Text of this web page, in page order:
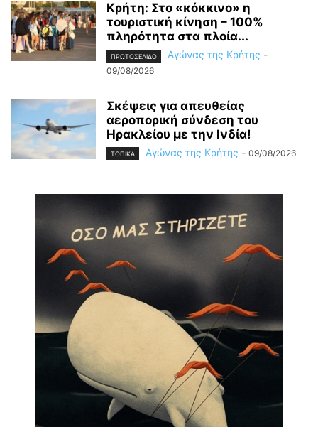
Κρήτη: Στο «κόκκινο» η
τουριστική κίνηση – 100%
πληρότητα στα πλοία...
ΠΡΩΤΟΣΕΛΙΔΟ Αγώνας της Κρήτης -
09/08/2026
Σκέψεις για απευθείας
αεροπορική σύνδεση του
Ηρακλείου με την Ινδία!
ΤΟΠΙΚΑ Αγώνας της Κρήτης - 09/08/2026